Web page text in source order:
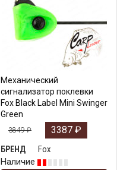
Механический
сигнализатор поклевки
Fox Black Label Mini Swinger
Green
3849₽ 3387 ₽
БРЕНД
Fox
Наличие